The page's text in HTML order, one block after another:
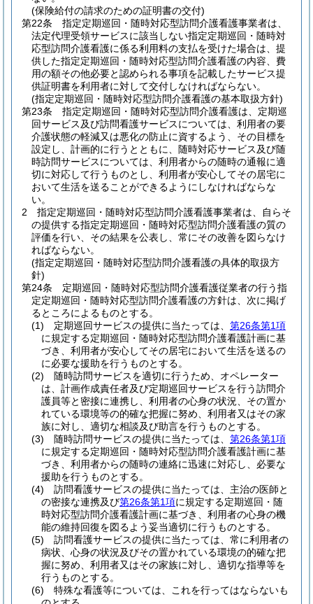
(保険給付の請求のための証明書の交付)
第22条
指定定期巡回・随時対応型訪問介護看護事業者は、
法定代理受領サービスに該当しない指定定期巡回・随時対
応型訪問介護看護に係る利用料の支払を受けた場合は、提
供した指定定期巡回・随時対応型訪問介護看護の内容、費
用の額その他必要と認められる事項を記載したサービス提
供証明書を利用者に対して交付しなければならない。
(指定定期巡回・随時対応型訪問介護看護の基本取扱方針)
第23条
指定定期巡回・随時対応型訪問介護看護は、定期巡
回サービス及び訪問看護サービスについては、利用者の要
介護状態の軽減又は悪化の防止に資するよう、その目標を
設定し、計画的に行うとともに、随時対応サービス及び随
時訪問サービスについては、利用者からの随時の通報に適
切に対応して行うものとし、利用者が安心してその居宅に
おいて生活を送ることができるようにしなければならな
い。
2
指定定期巡回・随時対応型訪問介護看護事業者は、自らそ
の提供する指定定期巡回・随時対応型訪問介護看護の質の
評価を行い、その結果を公表し、常にその改善を図らなけ
ればならない。
(指定定期巡回・随時対応型訪問介護看護の具体的取扱方
針)
第24条
定期巡回・随時対応型訪問介護看護従業者の行う指
定定期巡回・随時対応型訪問介護看護の方針は、次に掲げ
るところによるものとする。
(1)
定期巡回サービスの提供に当たっては、 第26条第1項
に規定する定期巡回・随時対応型訪問介護看護計画に基
づき、利用者が安心してその居宅において生活を送るの
に必要な援助を行うものとする。
(2)
随時訪問サービスを適切に行うため、オペレーター
は、計画作成責任者及び定期巡回サービスを行う訪問介
護員等と密接に連携し、利用者の心身の状況、その置か
れている環境等の的確な把握に努め、利用者又はその家
族に対し、適切な相談及び助言を行うものとする。
(3)
随時訪問サービスの提供に当たっては、 第26条第1項
に規定する定期巡回・随時対応型訪問介護看護計画に基
づき、利用者からの随時の連絡に迅速に対応し、必要な
援助を行うものとする。
(4)
訪問看護サービスの提供に当たっては、主治の医師と
の密接な連携及び第26条第1項に規定する定期巡回・随
時対応型訪問介護看護計画に基づき、利用者の心身の機
能の維持回復を図るよう妥当適切に行うものとする。
(5)
訪問看護サービスの提供に当たっては、常に利用者の
病状、心身の状況及びその置かれている環境の的確な把
握に努め、利用者又はその家族に対し、適切な指導等を
行うものとする。
(6)
特殊な看護等については、これを行ってはならないも